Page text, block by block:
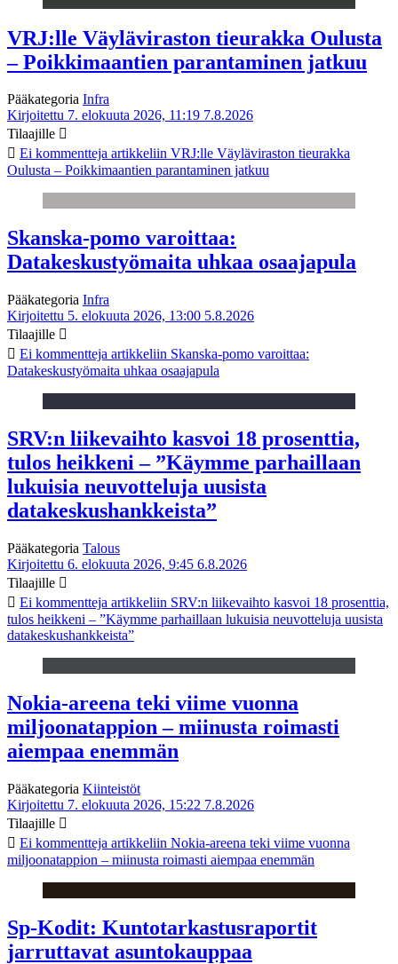
VRJ:lle Väyläviraston tieurakka Oulusta
– Poikkimaantien parantaminen jatkuu
Pääkategoria Infra
Kirjoitettu 7. elokuuta 2026, 11:19 7.8.2026
Tilaajille
Ei kommentteja artikkeliin VRJ:lle Väyläviraston tieurakka
Oulusta – Poikkimaantien parantaminen jatkuu
Skanska-pomo varoittaa:
Datakeskustyömaita uhkaa osaajapula
Pääkategoria Infra
Kirjoitettu 5. elokuuta 2026, 13:00 5.8.2026
Tilaajille
Ei kommentteja artikkeliin Skanska-pomo varoittaa:
Datakeskustyömaita uhkaa osaajapula
SRV:n liikevaihto kasvoi 18 prosenttia,
tulos heikkeni – ”Käymme parhaillaan
lukuisia neuvotteluja uusista
datakeskushankkeista”
Pääkategoria Talous
Kirjoitettu 6. elokuuta 2026, 9:45 6.8.2026
Tilaajille
Ei kommentteja artikkeliin SRV:n liikevaihto kasvoi 18 prosenttia,
tulos heikkeni – ”Käymme parhaillaan lukuisia neuvotteluja uusista
datakeskushankkeista”
Nokia-areena teki viime vuonna
miljoonatappion – miinusta roimasti
aiempaa enemmän
Pääkategoria Kiinteistöt
Kirjoitettu 7. elokuuta 2026, 15:22 7.8.2026
Tilaajille
Ei kommentteja artikkeliin Nokia-areena teki viime vuonna
miljoonatappion – miinusta roimasti aiempaa enemmän
Sp-Kodit: Kuntotarkastusraportit
jarruttavat asuntokauppaa